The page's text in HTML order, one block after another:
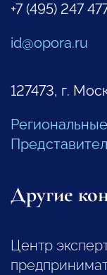
+7 (495) 247
id@opora.ru
127473, г.
Другие
Центр